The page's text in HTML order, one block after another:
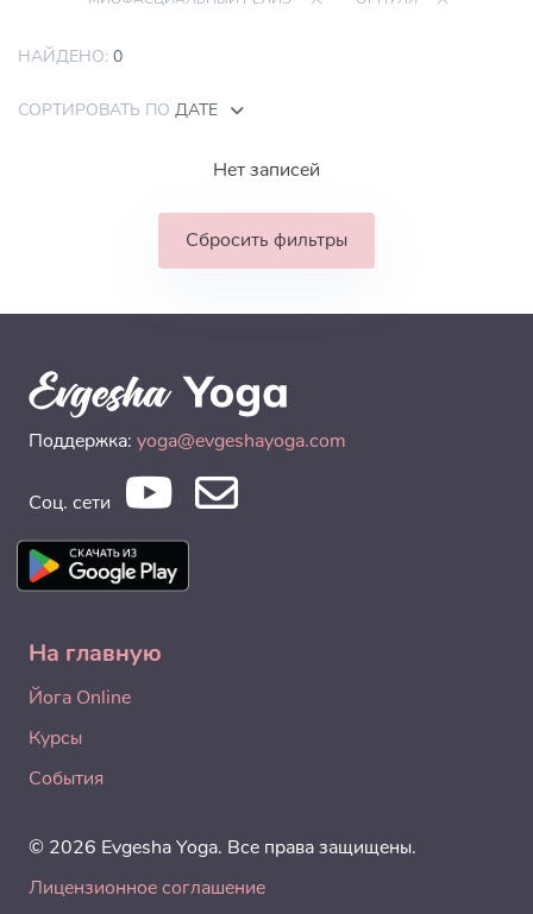
НАЙДЕНО: 0
СОРТИРОВАТЬ ПО ДАТЕ
Нет записей
Сбросить фильтры
Поддержка: yoga@evgeshayoga.com
Соц. сети
На главную
Йога Online
Курсы
События
© 2026 Evgesha Yoga. Все права защищены.
Лицензионное соглашение